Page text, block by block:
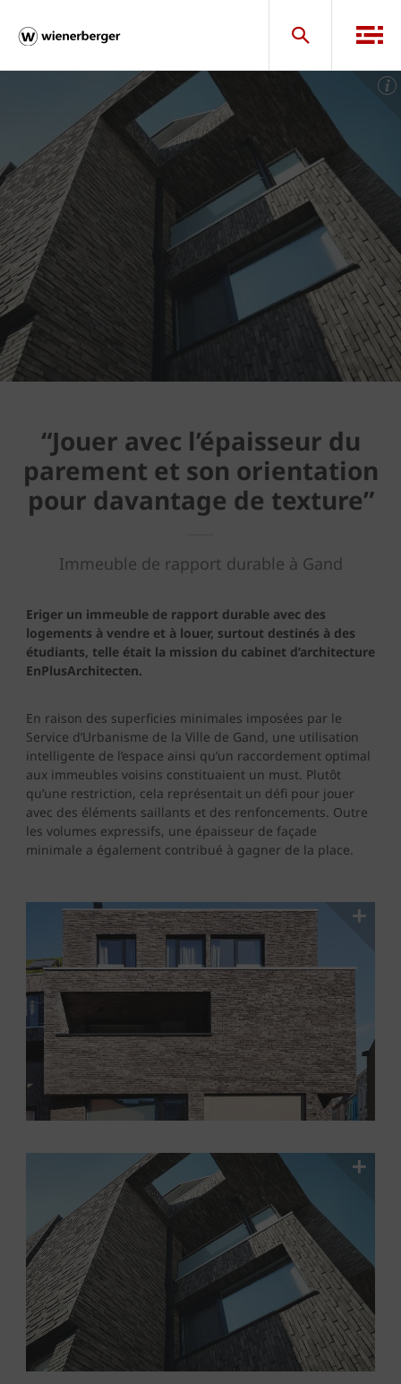
“Jouer avec l’épaisseur du
parement et son orientation
pour davantage de texture”
Immeuble de rapport durable à Gand
Eriger un immeuble de rapport durable avec des
logements à vendre et à louer, surtout destinés à des
étudiants, telle était la mission du cabinet d’architecture
EnPlusArchitecten.
En raison des superficies minimales imposées par le
Service d’Urbanisme de la Ville de Gand, une utilisation
intelligente de l’espace ainsi qu’un raccordement optimal
aux immeubles voisins constituaient un must. Plutôt
qu’une restriction, cela représentait un défi pour jouer
avec des éléments saillants et des renfoncements. Outre
les volumes expressifs, une épaisseur de façade
minimale a également contribué à gagner de la place.